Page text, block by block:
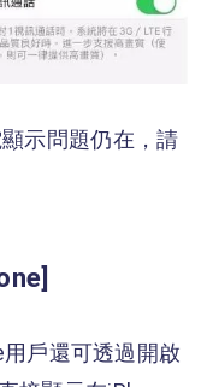
示問題仍在，請
戶還可透過開啟